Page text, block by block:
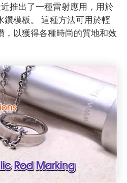
推出了一種雷射應用，用於
模板。 這種方法可用於輕
，以獲得各種時尚的質地和效